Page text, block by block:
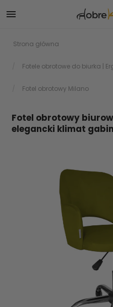

Strona główna
Fotele obrotowe do biurka |
Fotel obrotowy Milano
Fotel obrotowy
elegancki klimat